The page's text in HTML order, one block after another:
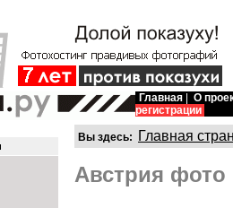
Главная
О
регистрации
Вы здесь: Главная
Австрия фото